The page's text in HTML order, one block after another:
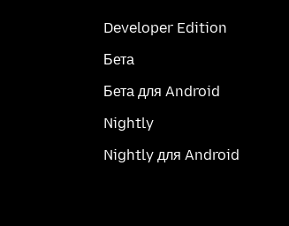
Developer Edition
Бета
Бета для Android
Nightly
Nightly для Android